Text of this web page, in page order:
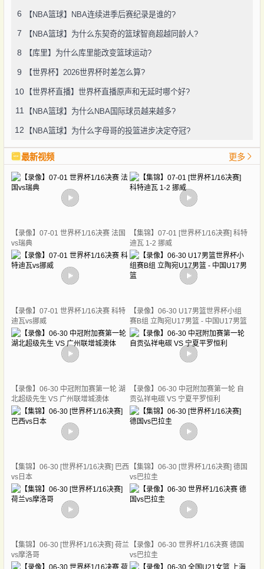
6 【NBA篮球】NBA连续进季后赛纪录是谁的?
7 【NBA篮球】为什么东契奇的篮球智商超越同龄人?
8 【库里】为什么库里能改变篮球运动?
9 【世界杯】2026世界杯时差怎么算?
10 【世界杯直播】世界杯直播原声和无延时哪个好?
11 【NBA篮球】为什么NBA国际球员越来越多?
12 【NBA篮球】为什么字母哥的投篮进步决定夺冠?
最新视频 更多
【录像】07-01 世界杯1/16决赛 法国
vs瑞典
【集锦】07-01 [世界杯1/16决赛] 科特
迪瓦 1-2 挪威
【录像】07-01 世界杯1/16决赛 科特
迪瓦vs挪威
【录像】06-30 U17男篮世界杯小组
赛B组 立陶宛U17男篮 - 中国U17男篮
【录像】06-30 中冠附加赛第一轮 湖
北超级先生 VS 广州联增城澳体
【录像】06-30 中冠附加赛第一轮 自
贡弘祥电碳 VS 宁夏平罗恒利
【集锦】06-30 [世界杯1/16决赛] 巴西
vs日本
【集锦】06-30 [世界杯1/16决赛] 德国
vs巴拉圭
【集锦】06-30 [世界杯1/16决赛] 荷兰
vs摩洛哥
【录像】06-30 世界杯1/16决赛 德国
vs巴拉圭